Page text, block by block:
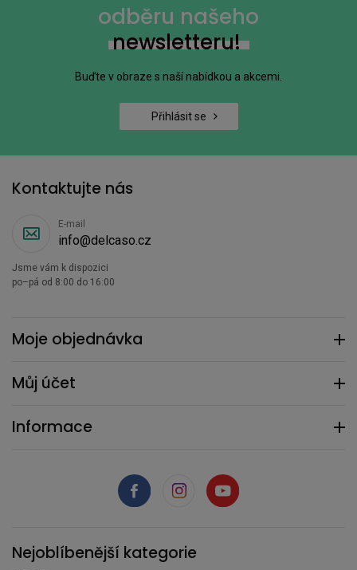
odběru našeho
newsletteru!
Buďte v obraze s naší nabídkou a akcemi.
Přihlásit se
Moje objednávka
Můj účet
Informace
Kontaktujte nás
E-mail
info@delcaso.cz
Jsme vám k dispozici
po–pá od 8:00 do 16:00
Nejoblíbenější kategorie